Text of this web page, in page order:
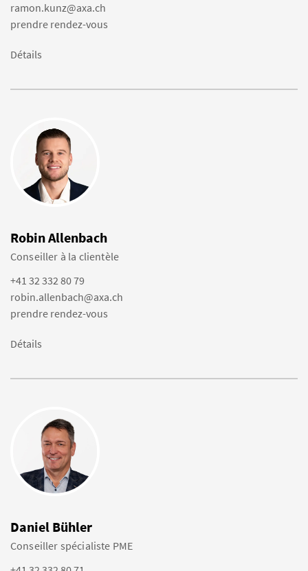
ramon.kunz@axa.ch
prendre rendez-vous
Détails
Robin Allenbach
Conseiller à la clientèle
+41 32 332 80 79
robin.allenbach@axa.ch
prendre rendez-vous
Détails
Daniel Bühler
Conseiller spécialiste PME